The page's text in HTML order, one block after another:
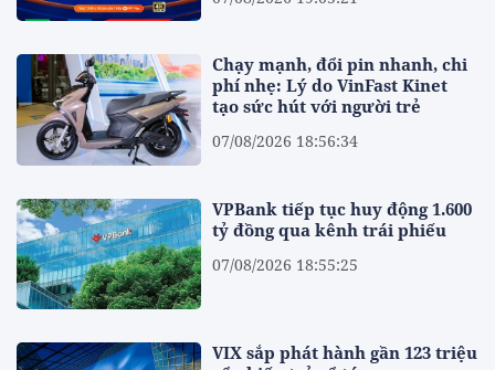
Chạy mạnh, đổi pin nhanh, chi
phí nhẹ: Lý do VinFast Kinet
tạo sức hút với người trẻ
07/08/2026 18:56:34
VPBank tiếp tục huy động 1.600
tỷ đồng qua kênh trái phiếu
07/08/2026 18:55:25
VIX sắp phát hành gần 123 triệu